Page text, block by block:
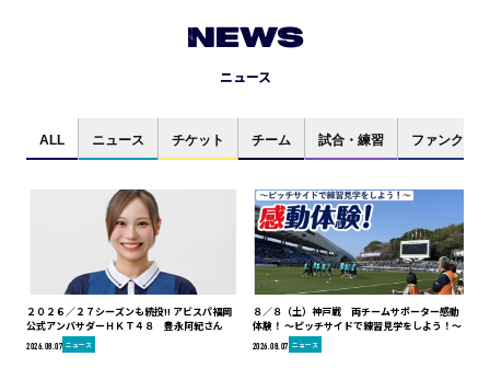
NEWS
ニュース
ALL ニュース チケット チーム 試合・練習 ファンクラブ
２０２６／２７シーズンも続投!! アビスパ福岡
公式アンバサダーＨＫＴ４８ 豊永阿紀さん
2026.08.07 ニュース
８／８（土）神戸戦 両チームサポーター感動
体験！ ～ピッチサイドで練習見学をしよう！～
2026.08.07 ニュース